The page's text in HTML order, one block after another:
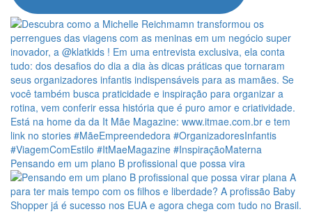
Pensando em um plano B profissional que possa vira